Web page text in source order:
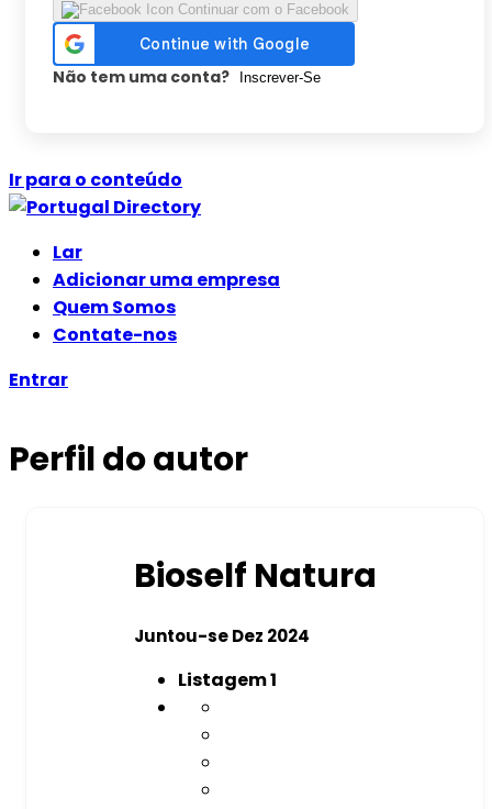
Continuar com o Facebook
Não tem uma conta? Inscrever-Se
Ir para o conteúdo
Lar
Adicionar uma empresa
Quem Somos
Contate-nos
Entrar
Perfil do autor
Bioself Natura
Juntou-se Dez 2024
Listagem1